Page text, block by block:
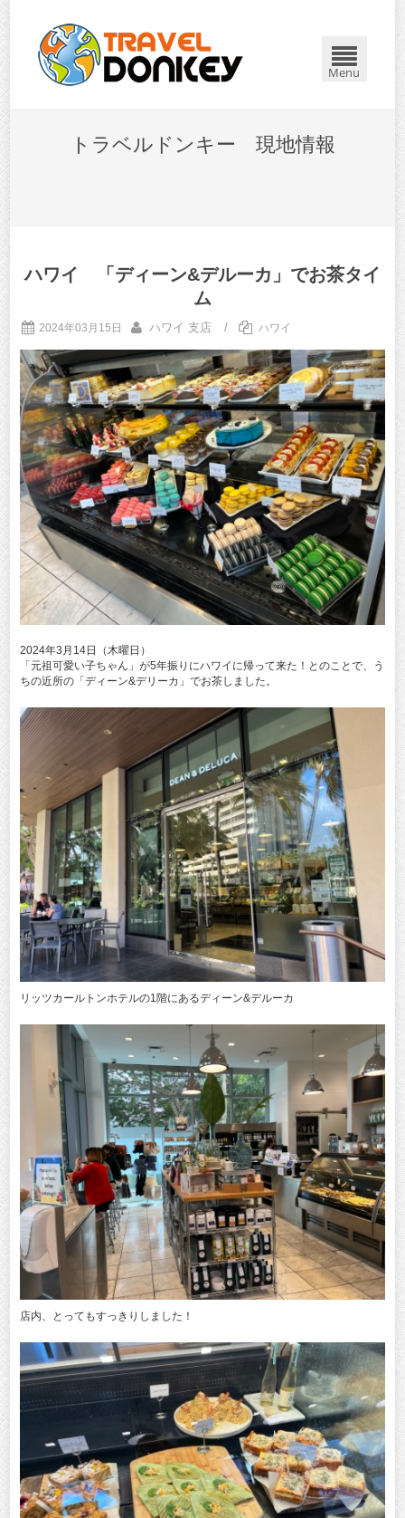
Menu
トラベルドンキー 現地情報
ハワイ 「ディーン&デルーカ」でお茶タイ
ム
2024年03月15日 ハワイ 支店 / ハワイ
2024年3月14日（木曜日）
「元祖可愛い子ちゃん」が5年振りにハワイに帰って来た！とのことで、う
ちの近所の「ディーン&デリーカ」でお茶しました。
リッツカールトンホテルの1階にあるディーン&デルーカ
店内、とってもすっきりしました！